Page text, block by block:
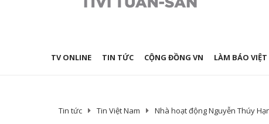
TV ONLINE TIN TỨC CỘNG ĐỒNG VN LÀM BÁO VIỆT
Tin tức Tin Việt Nam Nhà hoạt động Nguyễn Thúy